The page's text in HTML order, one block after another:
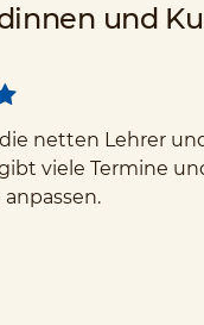
und
netten Lehrer
viele Termine